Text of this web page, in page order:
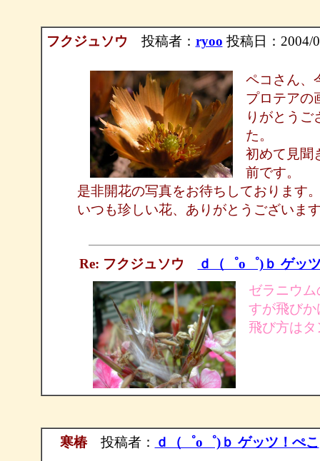
フクジュソウ 投稿者： ryoo 投稿日：2004/
ペコさん、
プロテアの
りがとうご
た。
初めて見聞
前です。
是非開花の写真をお待ちしております
いつも珍しい花、ありがとうございま
Re: フクジュソウ
ｄ（゜ο゜)ｂ ゲッ
ゼラニウ
すが飛び
飛び方は
寒椿投稿者： ｄ（゜ο゜)ｂ ゲッツ！ぺこ